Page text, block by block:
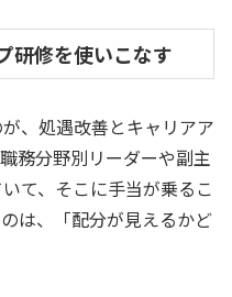
研修を使いこなす
、処遇改善とキャリアア
務分野別リーダーや副主
て、そこに手当が乗るこ
は、「配分が見えるかど